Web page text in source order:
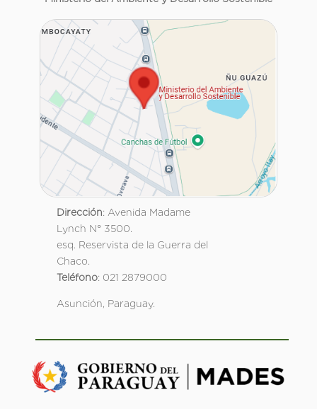
Dirección: Avenida Madame
Lynch N° 3500.
esq. Reservista de la Guerra del
Chaco.
Teléfono: 021 2879000
Asunción, Paraguay.